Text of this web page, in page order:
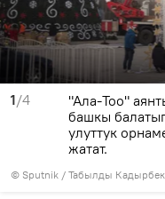
1/4
© Sputnik / Табылды
"Ала-Тоо"
башкы
улуттук
жатат.